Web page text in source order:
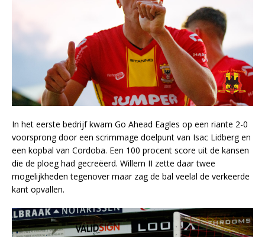
In het eerste bedrijf kwam Go Ahead Eagles op een riante 2-0
voorsprong door een scrimmage doelpunt van Isac Lidberg en
een kopbal van Cordoba. Een 100 procent score uit de kansen
die de ploeg had gecreëerd. Willem II zette daar twee
mogelijkheden tegenover maar zag de bal veelal de verkeerde
kant opvallen.